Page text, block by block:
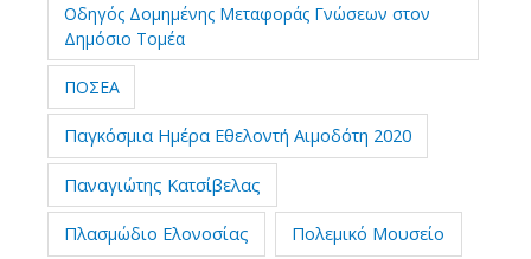
Οδηγός Δομημένης Μεταφοράς Γνώσεων στον
Δημόσιο Τομέα
ΠΟΣΕΑ
Παγκόσμια Ημέρα Εθελοντή Αιμοδότη 2020
Παναγιώτης Κατσίβελας
Πλασμώδιο Ελονοσίας Πολεμικό Μουσείο